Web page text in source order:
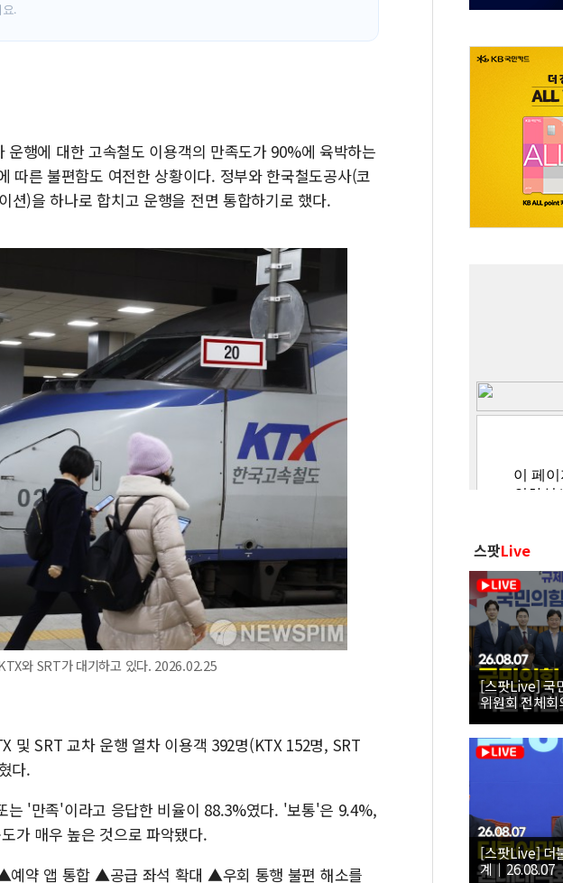
.
행에 대한 고속철도 이용객의 만족도가 90%에 육박하는
따른 불편함도 여전한 상황이다. 정부와 한국철도공사(코
션)을 하나로 합치고 운행을 전면 통합하기로 했다.
와 SRT가 대기하고 있다. 2026.02.25
및 SRT 교차 운행 열차 이용객 392명(KTX 152명, SRT
다.
는 '만족'이라고 응답한 비율이 88.3%였다. '보통'은 9.4%,
가 매우 높은 것으로 파악됐다.
예약 앱 통합 ▲공급 좌석 확대 ▲우회 통행 불편 해소를
스팟Live
[스팟Live] 국
위원회 전체
[스팟Live] 더
계｜26.08.07